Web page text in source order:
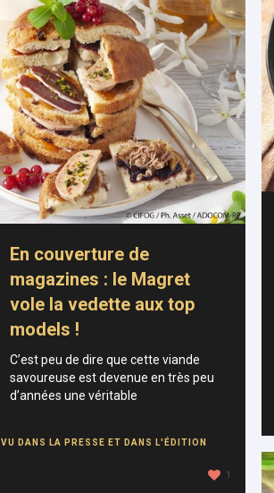
En couverture de
magazines : le Magret
vole la vedette aux top
models !
C’est peu de dire que cette viande
savoureuse est devenue en très peu
d’années une véritable
VU DANS LA PRESSE ET DANS L'ÉDITION
1